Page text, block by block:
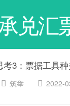
兑汇
考3：票据工具
筑举 2022-